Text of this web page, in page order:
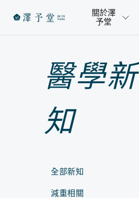
關於澤
予堂
醫學新
知
全部新知
減重相關